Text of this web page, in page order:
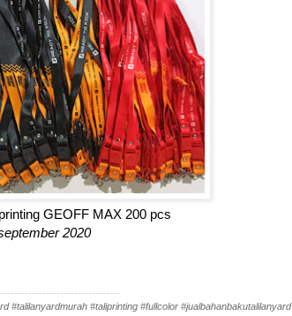
GEOFF MAX 200 pcs
2020
#talilanyardmurah #taliprinting #fullcolor #jualbahanbakutalilanyard